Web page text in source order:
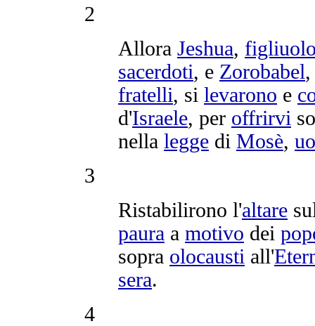
2
Allora Jeshua,
sacerdoti, e Zorobabel
fratelli, si levarono e
d'Israele, per offrirvi
nella legge di Mosè,
3
Ristabilirono l'altare
paura a motivo dei
sopra olocausti all'
sera.
4